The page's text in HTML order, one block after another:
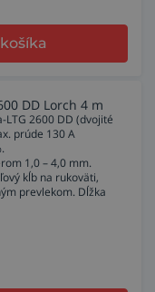
DD Lorch 4 m
LTG 2600 DD (dvojité
prúde 130 A
1,0 – 4,0 mm.
kĺb na rukoväti,
prevlekom. Dĺžka